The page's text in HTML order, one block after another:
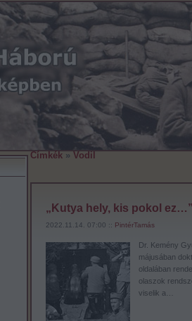
Címkék» Vodil
„Kutya hely, kis pokol ez…”
2022.11.14. 07:00 :: PintérTamás
Dr. Kemény
májusában
oldalában
olaszok
viselik a…